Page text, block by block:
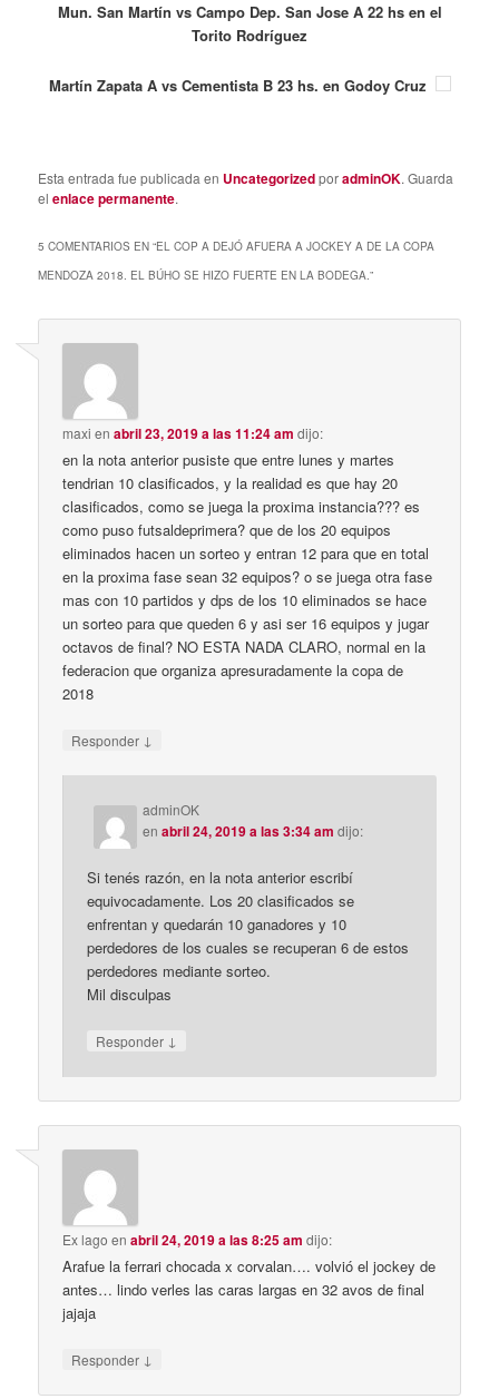
Mun. San Martín vs Campo Dep. San Jose A 22 hs en el
Torito Rodríguez
Martín Zapata A vs Cementista B 23 hs. en Godoy Cruz
Esta entrada fue publicada en UncategorizedporadminOK. Guarda
elenlace permanente.
5 COMENTARIOS EN “EL COP A DEJÓ AFUERA A JOCKEY A DE LA COPA
MENDOZA 2018. EL BÚHO SE HIZO FUERTE EN LA BODEGA.”
maxi enabril 23, 2019 a las 11:24 am dijo:
en la nota anterior pusiste que entre lunes y martes
tendrian 10 clasificados, y la realidad es que hay 20
clasificados, como se juega la proxima instancia??? es
como puso futsaldeprimera? que de los 20 equipos
eliminados hacen un sorteo y entran 12 para que en total
en la proxima fase sean 32 equipos? o se juega otra fase
mas con 10 partidos y dps de los 10 eliminados se hace
un sorteo para que queden 6 y asi ser 16 equipos y jugar
octavos de final? NO ESTA NADA CLARO, normal en la
federacion que organiza apresuradamente la copa de
2018
Responder ↓
adminOK
enabril 24, 2019 a las 3:34 am dijo:
Si tenés razón, en la nota anterior escribí
equivocadamente. Los 20 clasificados se
enfrentan y quedarán 10 ganadores y 10
perdedores de los cuales se recuperan 6 de estos
perdedores mediante sorteo.
Mil disculpas
Responder ↓
Ex lago enabril 24, 2019 a las 8:25 am dijo:
Arafue la ferrari chocada x corvalan…. volvió el jockey de
antes… lindo verles las caras largas en 32 avos de final
jajaja
Responder ↓